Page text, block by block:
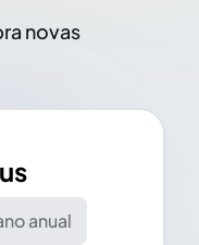
novas
anual